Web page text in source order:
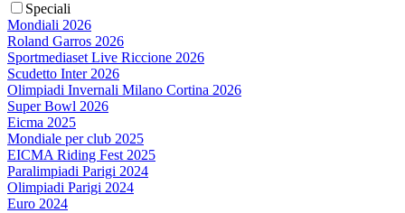
Speciali
Mondiali 2026
Roland Garros 2026
Sportmediaset Live Riccione 2026
Scudetto Inter 2026
Olimpiadi Invernali Milano Cortina 2026
Super Bowl 2026
Eicma 2025
Mondiale per club 2025
EICMA Riding Fest 2025
Paralimpiadi Parigi 2024
Olimpiadi Parigi 2024
Euro 2024